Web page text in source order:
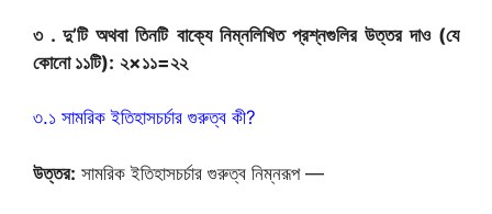
৩ . দু’টি অথবা তিনটি বাক্যে নিম্নলিখিত প্রশ্নগুলির উত্তর দাও (যে
কোনো ১১টি): ২×১১=২২
৩.১ সামরিক ইতিহাসচর্চার গুরুত্ব কী?
উত্তর: সামরিক ইতিহাসচর্চার গুরুত্ব নিম্নরূপ —